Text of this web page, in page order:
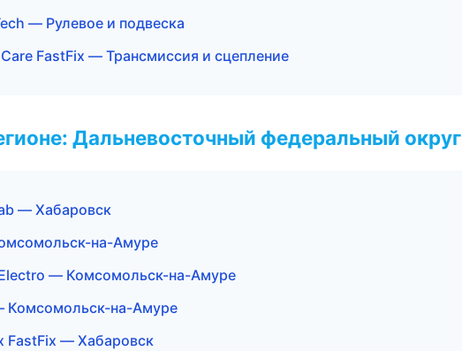
— Рулевое и подвеска
FastFix — Трансмиссия и сцепление
Дальневосточный федеральный округ
— Хабаровск
на-Амуре
Electro — Комсомольск-на-Амуре
Комсомольск-на-Амуре
FastFix — Хабаровск